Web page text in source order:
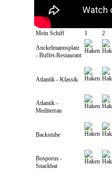
Mein Schiff 1 2
Anckelmannsplatz
- Buffet-Restaurant
Atlantik - Klassik
Atlantik -
Mediterran
Backstube
Bosporus -
Snackbar